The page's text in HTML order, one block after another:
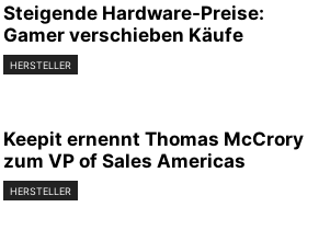
Steigende Hardware-Preise:
Gamer verschieben Käufe
HERSTELLER
Keepit ernennt Thomas McCrory
zum VP of Sales Americas
HERSTELLER